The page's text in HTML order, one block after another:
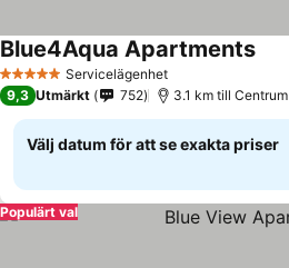
5 Stjärnor Servicelägenhet
Blue4Aqua Apartments
9,3 Utmärkt 752 3.1 km till Centrum
Välj datum för att se exakta priser
Populärt val